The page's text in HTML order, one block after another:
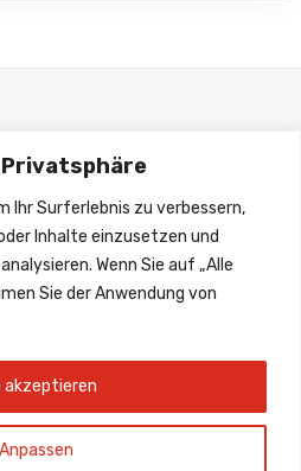
Ihr Surferlebnis zu verbessern,
Inhalte einzusetzen und
Wenn Sie auf „Alle
Sie der Anwendung von
Anpassen
akzeptieren
45260 33